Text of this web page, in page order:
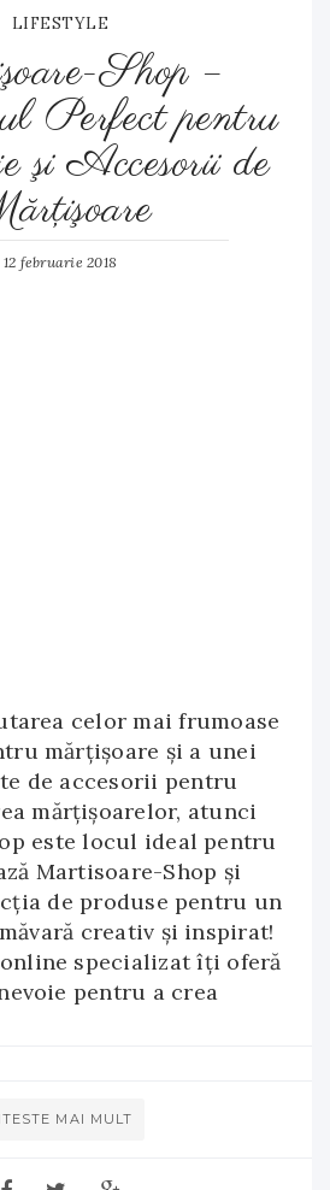
LIFESTYLE
Shop –
Perfect pentru
şi Accesorii de
12 februarie 2018
celor mai frumoase
mărțișoare și a unei
de accesorii pentru
mărțișoarelor, atunci
este locul ideal pentru
Martisoare-Shop și
de produse pentru un
creativ și inspirat!
specializat îți oferă
pentru a crea
MAI MULT